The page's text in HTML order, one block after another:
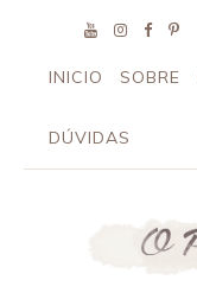
INICIO SOBRE
DÚVIDAS